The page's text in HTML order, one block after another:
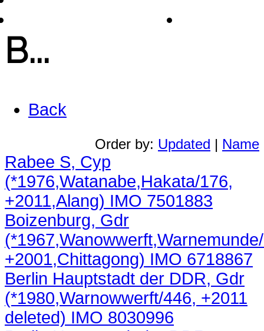
Chinese Shipphotos
B...
Back
Order by: Updated | Name
Rabee S, Cyp
(*1976,Watanabe,Hakata/176,
+2011,Alang) IMO 7501883
Boizenburg, Gdr
+2001,Chittagong) IMO 6718867
Berlin Hauptstadt der DDR, Gdr
(*1980,Warnowwerft/446, +2011
deleted) IMO 8030996